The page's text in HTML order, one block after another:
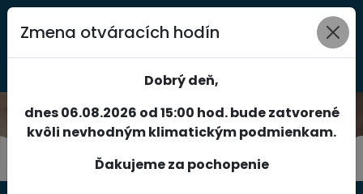
0
Zmena otváracích hodín
Dobrý deň,
dnes 06.08.2026 od 15:00 hod. bude zatvorené
kvôli nevhodným klimatickým podmienkam.
Ďakujeme za pochopenie